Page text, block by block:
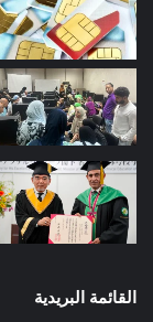
القائمة البريدية